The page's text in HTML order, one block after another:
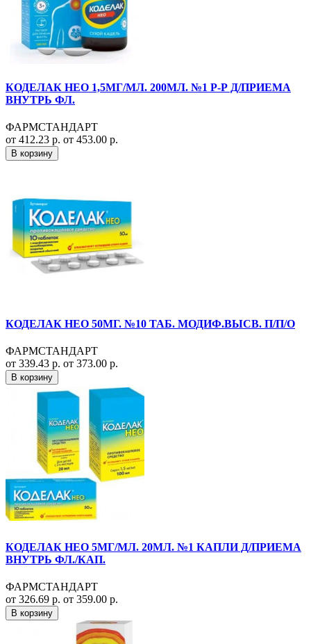
КОДЕЛАК НЕО 1,5МГ/МЛ. 200МЛ. №1 Р-Р Д/ПРИЕМА
ВНУТРЬ ФЛ.
ФАРМСТАНДАРТ
от 412.23 р. от 453.00 р.
В корзину
КОДЕЛАК НЕО 50МГ. №10 ТАБ. МОДИФ.ВЫСВ. П/П/О
ФАРМСТАНДАРТ
от 339.43 р. от 373.00 р.
В корзину
КОДЕЛАК НЕО 5МГ/МЛ. 20МЛ. №1 КАПЛИ Д/ПРИЕМА
ВНУТРЬ ФЛ./КАП.
ФАРМСТАНДАРТ
от 326.69 р. от 359.00 р.
В корзину